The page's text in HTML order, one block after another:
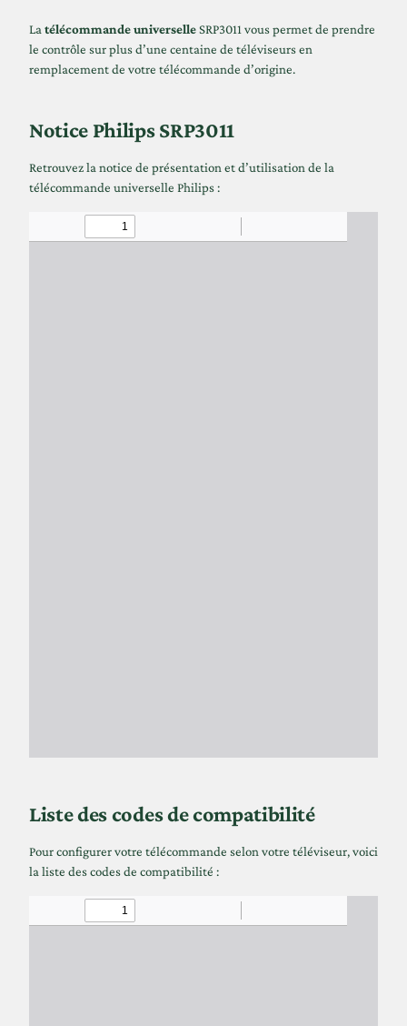
Latélécommande universelleSRP3011 vous permet de prendre
le contrôle sur plus d’une centaine de téléviseurs en
remplacement de votre télécommande d’origine.
Notice Philips SRP3011
Retrouvez la notice de présentation et d’utilisation de la
télécommande universelle Philips :
Liste des codes de compatibilité
Pour configurer votre télécommande selon votre téléviseur, voici
la liste des codes de compatibilité :